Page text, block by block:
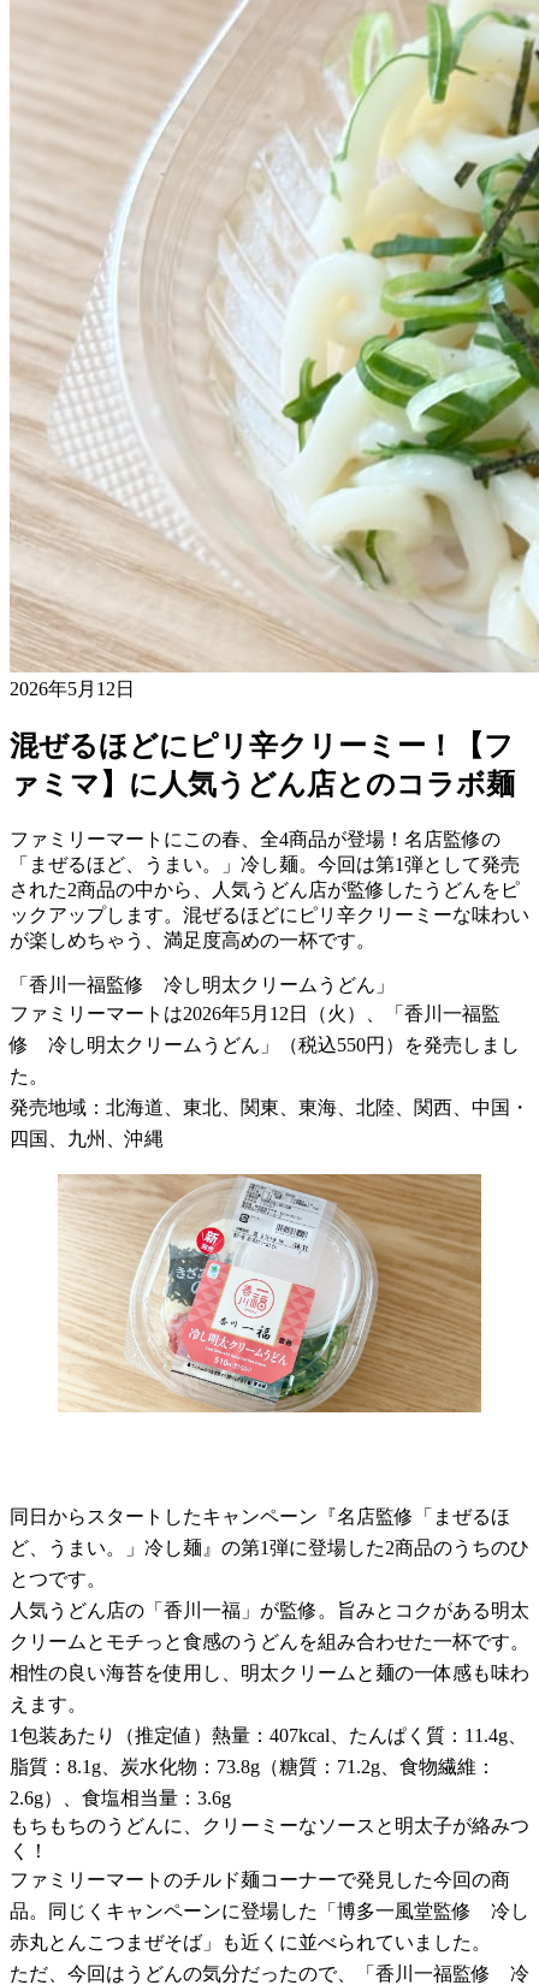
2026年5月12日
混ぜるほどにピリ辛クリーミー！【フ
ァミマ】に人気うどん店とのコラボ麺
ファミリーマートにこの春、全4商品が登場！名店監修の
「まぜるほど、うまい。」冷し麺。今回は第1弾として発売
された2商品の中から、人気うどん店が監修したうどんをピ
ックアップします。混ぜるほどにピリ辛クリーミーな味わい
が楽しめちゃう、満足度高めの一杯です。
「香川一福監修 冷し明太クリームうどん」
ファミリーマートは2026年5月12日（火）、「香川一福監
修 冷し明太クリームうどん」（税込550円）を発売しまし
た。
発売地域：北海道、東北、関東、東海、北陸、関西、中国・
四国、九州、沖縄
同日からスタートしたキャンペーン『名店監修「まぜるほ
ど、うまい。」冷し麺』の第1弾に登場した2商品のうちのひ
とつです。
人気うどん店の「香川一福」が監修。旨みとコクがある明太
クリームとモチっと食感のうどんを組み合わせた一杯です。
相性の良い海苔を使用し、明太クリームと麺の一体感も味わ
えます。
1包装あたり（推定値）熱量：407kcal、たんぱく質：11.4g、
脂質：8.1g、炭水化物：73.8g（糖質：71.2g、食物繊維：
2.6g）、食塩相当量：3.6g
もちもちのうどんに、クリーミーなソースと明太子が絡みつ
く！
ファミリーマートのチルド麺コーナーで発見した今回の商
品。同じくキャンペーンに登場した「博多一風堂監修 冷し
赤丸とんこつまぜそば」も近くに並べられていました。
ただ、今回はうどんの気分だったので、「香川一福監修 冷